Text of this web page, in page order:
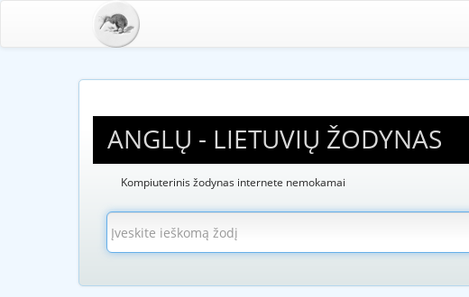
ANGLŲ - LIETUVIŲ ŽODYNAS
Kompiuterinis žodynas internete nemokamai